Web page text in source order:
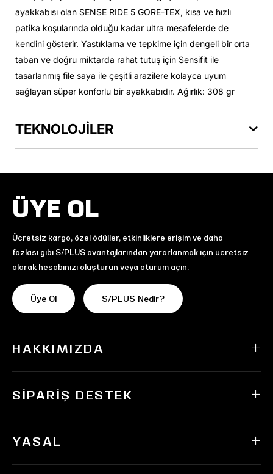
ayakkabısı olan SENSE RIDE 5 GORE-TEX, kısa ve hızlı
patika koşularında olduğu kadar ultra mesafelerde de
kendini gösterir. Yastıklama ve tepkime için dengeli bir orta
taban ve doğru miktarda rahat tutuş için Sensifit ile
tasarlanmış file saya ile çeşitli arazilere kolayca uyum
sağlayan süper konforlu bir ayakkabıdır. Ağırlık: 308 gr
TEKNOLOJİLER
ÜYE OL
Ücretsiz kargo, özel ödüller, etkinliklere erişim ve daha
fazlası gibi S/PLUS avantajlarından yararlanmak için ücretsiz
olarak hesabınızı oluşturun veya oturum açın.
Üye Ol S/PLUS Nedir?
HAKKIMIZDA
SIPARIŞ DESTEK
YASAL